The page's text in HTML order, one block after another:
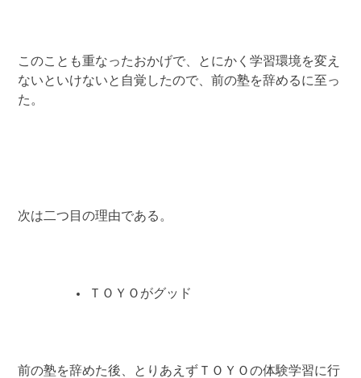
このことも重なったおかげで、とにかく学習環境を変え
ないといけないと自覚したので、前の塾を辞めるに至っ
た。
次は二つ目の理由である。
ＴＯＹＯがグッド
前の塾を辞めた後、とりあえずＴＯＹＯの体験学習に行